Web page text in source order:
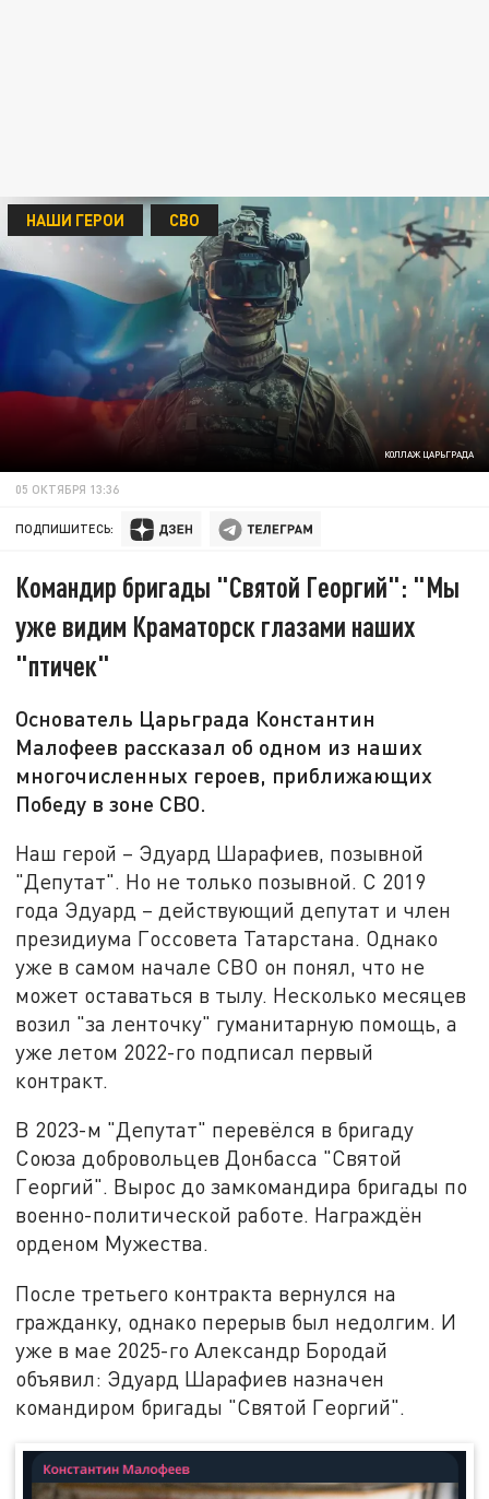
КОЛЛАЖ ЦАРЬГРАДА
НАШИ ГЕРОИ СВО
05 ОКТЯБРЯ 13:36
ПОДПИШИТЕСЬ:
Командир бригады "Святой Георгий": "Мы
уже видим Краматорск глазами наших
"птичек"
Основатель Царьграда Константин
Малофеев рассказал об одном из наших
многочисленных героев, приближающих
Победу в зоне СВО.
Наш герой – Эдуард Шарафиев, позывной
"Депутат". Но не только позывной. С 2019
года Эдуард – действующий депутат и член
президиума Госсовета Татарстана. Однако
уже в самом начале СВО он понял, что не
может оставаться в тылу. Несколько месяцев
возил "за ленточку" гуманитарную помощь, а
уже летом 2022-го подписал первый
контракт.
В 2023-м "Депутат" перевёлся в бригаду
Союза добровольцев Донбасса "Святой
Георгий". Вырос до замкомандира бригады по
военно-политической работе. Награждён
орденом Мужества.
После третьего контракта вернулся на
гражданку, однако перерыв был недолгим. И
уже в мае 2025-го Александр Бородай
объявил: Эдуард Шарафиев назначен
командиром бригады "Святой Георгий".